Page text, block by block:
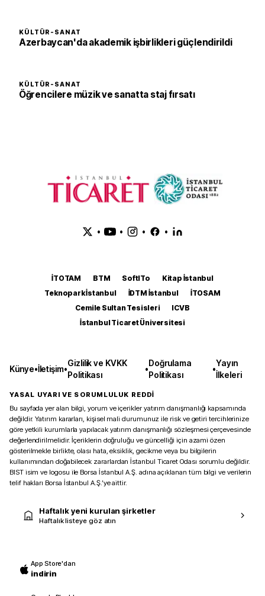
KÜLTÜR-SANAT
Azerbaycan'da akademik işbirlikleri güçlendirildi
KÜLTÜR-SANAT
Öğrencilere müzik ve sanatta staj fırsatı
• • • •
İTOTAM BTM SoftITo
Kitap İstanbul
Teknopark İstanbul
İDTM İstanbul
İTOSAM
Cemile Sultan Tesisleri
ICVB
İstanbul Ticaret Üniversitesi
Künye•İletişim•
Gizlilik ve KVKK
Politikası
•
Doğrulama
Politikası
•
Yayın
İlkeleri
YASAL UYARI VE SORUMLULUK REDDİ
Bu sayfada yer alan bilgi, yorum ve içerikler yatırım danışmanlığı kapsamında
değildir. Yatırım kararları, kişisel mali durumunuz ile risk ve getiri tercihlerinize
göre yetkili kurumlarla yapılacak yatırım danışmanlığı sözleşmesi çerçevesinde
değerlendirilmelidir. İçeriklerin doğruluğu ve güncelliği için azami özen
gösterilmekle birlikte, olası hata, eksiklik, gecikme veya bu bilgilerin
kullanımından doğabilecek zararlardan İstanbul Ticaret Odası sorumlu değildir.
BIST isim ve logosu ile Borsa İstanbul A.Ş. adına açıklanan tüm bilgi ve verilerin
telif hakları Borsa İstanbul A.Ş.’ye aittir.
Haftalık yeni kurulan şirketler
Haftalık listeye göz atın
App Store'dan
indirin